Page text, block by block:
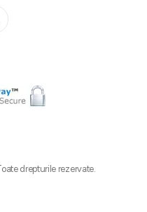
drepturile rezervate.